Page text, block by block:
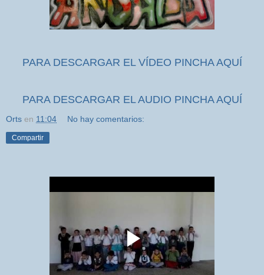
PARA DESCARGAR EL VÍDEO PINCHA AQUÍ
PARA DESCARGAR EL AUDIO PINCHA AQUÍ
Orts en 11:04 No hay comentarios:
Compartir